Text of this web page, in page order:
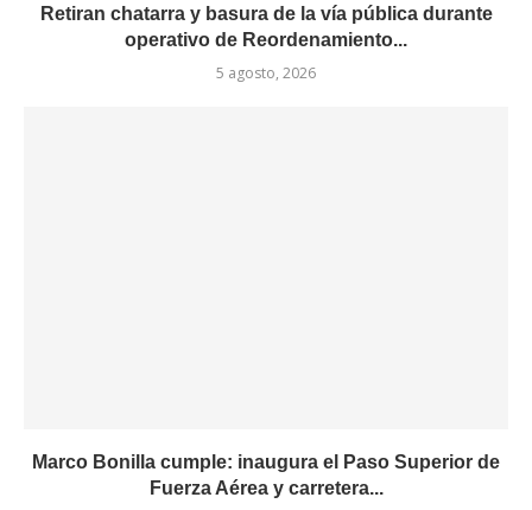
Retiran chatarra y basura de la vía pública durante
operativo de Reordenamiento...
5 agosto, 2026
Marco Bonilla cumple: inaugura el Paso Superior de
Fuerza Aérea y carretera...